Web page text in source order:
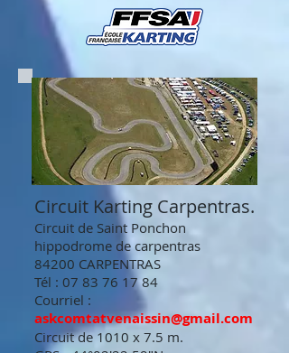
Circuit Karting Carpentras.
Circuit de Saint Ponchon
hippodrome de carpentras
84200 CARPENTRAS
Tél : 07 83 76 17 84
Courriel :
askcomtatvenaissin@gmail.com
Circuit de 1010 x 7.5 m.